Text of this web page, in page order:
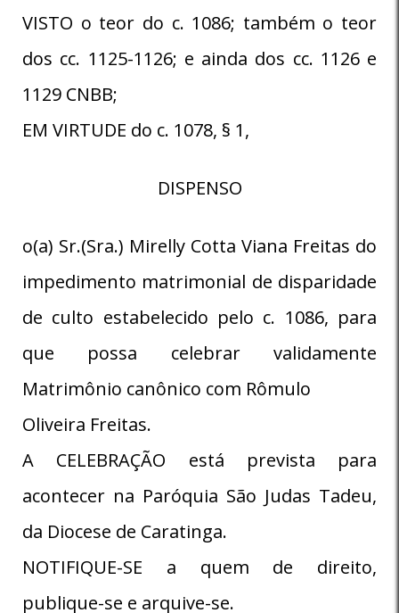
VISTO o teor do c. 1086; também o teor
dos cc. 1125-1126; e ainda dos cc. 1126 e
1129 CNBB;
EM VIRTUDE do c. 1078, § 1,
DISPENSO
o(a) Sr.(Sra.) Mirelly Cotta Viana Freitas do
impedimento matrimonial de disparidade
de culto estabelecido pelo c. 1086, para
que possa celebrar validamente
Matrimônio canônico com Rômulo
Oliveira Freitas.
A CELEBRAÇÃO está prevista para
acontecer na Paróquia São Judas Tadeu,
da Diocese de Caratinga.
NOTIFIQUE-SE a quem de direito,
publique-se e arquive-se.